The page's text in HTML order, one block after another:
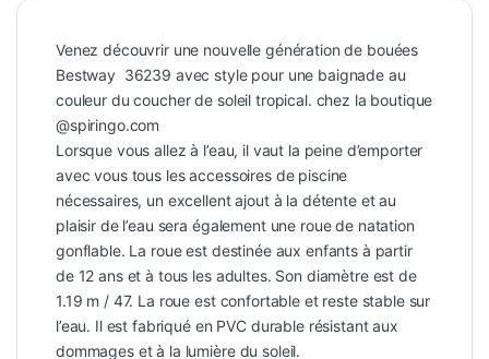
Venez découvrir une nouvelle génération de bouées
Bestway 36239 avec style pour une baignade au
couleur du coucher de soleil tropical. chez la boutique
@spiringo.com
Lorsque vous allez à l’eau, il vaut la peine d’emporter
avec vous tous les accessoires de piscine
nécessaires, un excellent ajout à la détente et au
plaisir de l’eau sera également une roue de natation
gonflable. La roue est destinée aux enfants à partir
de 12 ans et à tous les adultes. Son diamètre est de
1.19 m / 47. La roue est confortable et reste stable sur
l’eau. Il est fabriqué en PVC durable résistant aux
dommages et à la lumière du soleil.